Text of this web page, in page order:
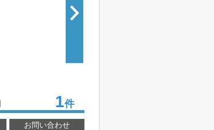
1件
お問い合わせ